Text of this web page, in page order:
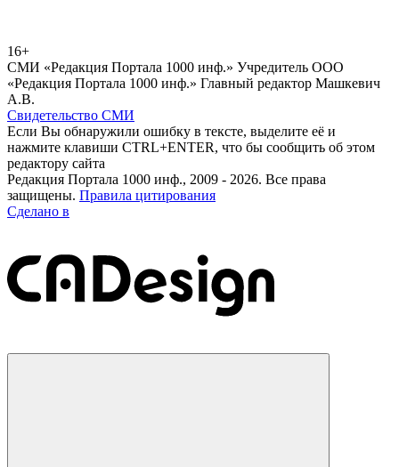
16+
СМИ «Редакция Портала 1000 инф.» Учредитель ООО
«Редакция Портала 1000 инф.» Главный редактор Машкевич
А.В.
Свидетельство СМИ
Если Вы обнаружили ошибку в тексте, выделите её и
нажмите клавиши CTRL+ENTER, что бы сообщить об этом
редактору сайта
Редакция Портала 1000 инф., 2009 - 2026. Все права
защищены. Правила цитирования
Сделано в